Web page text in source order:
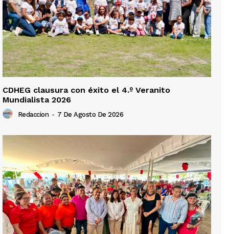
CDHEG clausura con éxito el 4.º Veranito
Mundialista 2026
Redaccion - 7 De Agosto De 2026